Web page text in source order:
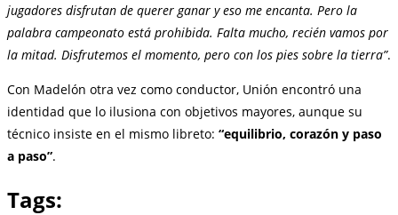
jugadores disfrutan de querer ganar y eso me encanta. Pero la
palabra campeonato está prohibida. Falta mucho, recién vamos por
la mitad. Disfrutemos el momento, pero con los pies sobre la tierra”.
Con Madelón otra vez como conductor, Unión encontró una
identidad que lo ilusiona con objetivos mayores, aunque su
técnico insiste en el mismo libreto: “equilibrio, corazón y paso
a paso”.
Tags: